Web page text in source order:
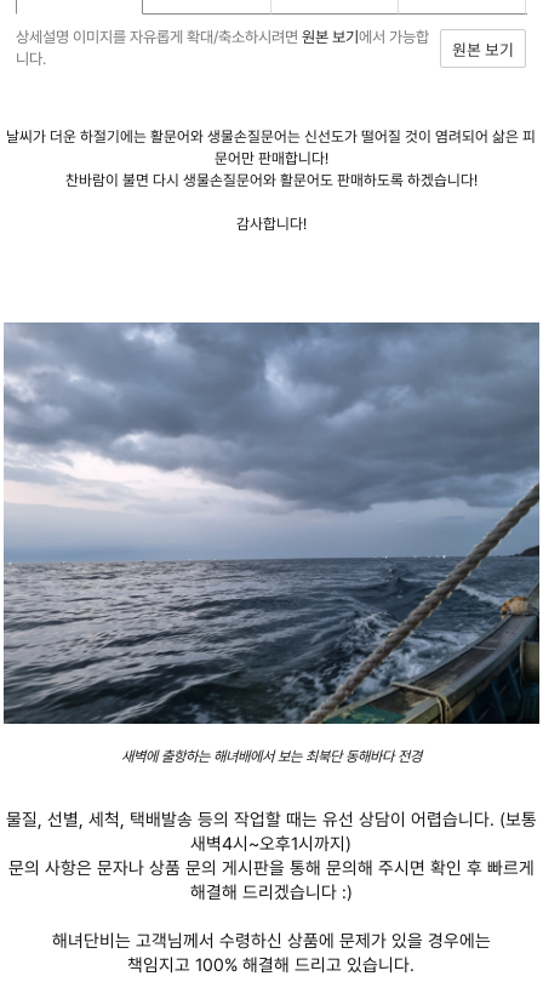
상세설명 이미지를 자유롭게 확대/축소하시려면원본 보기에서 가능합
니다.
원본 보기
날씨가 더운 하절기에는 활문어와 생물손질문어는 신선도가 떨어질 것이 염려되어 삶은 피
문어만 판매합니다!
찬바람이 불면 다시 생물손질문어와 활문어도 판매하도록 하겠습니다!
감사합니다!
새벽에 출항하는 해녀배에서 보는 최북단 동해바다 전경
물질 선별 세척 택배발송 등의 작업할 때는 유선 상담이 어렵습니다. (보통
새벽4시~오후1시까지)
문의 사항은 문자나 상품 문의 게시판을 통해 문의해 주시면 확인 후 빠르게
해결해 드리겠습니다:)
해녀단비는 고객님께서 수령하신 상품에 문제가 있을 경우에는
책임지고 100%해결해 드리고 있습니다.